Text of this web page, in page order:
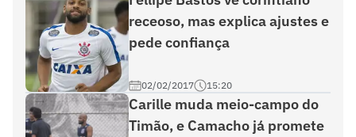
receoso, mas explica ajustes e
pede confiança
02/02/2017 15:20
Carille muda meio-campo do
Timão, e Camacho já promete